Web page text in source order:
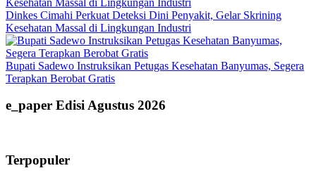
Dinkes Cimahi Perkuat Deteksi Dini Penyakit, Gelar Skrining
Kesehatan Massal di Lingkungan Industri
Bupati Sadewo Instruksikan Petugas Kesehatan Banyumas, Segera
Terapkan Berobat Gratis
e_paper Edisi Agustus 2026
Terpopuler